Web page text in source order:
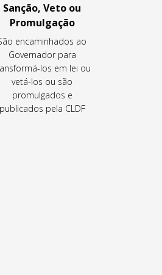
Sanção, Veto ou
Promulgação
encaminhados ao
Governador para
los em lei ou
vetá-los ou são
promulgados e
publicados pela CLDF